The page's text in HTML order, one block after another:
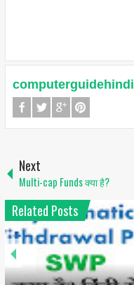
computerguidehindi
Next
Multi-cap Funds क्या है?
Related Posts